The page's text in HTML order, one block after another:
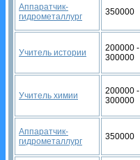
Аппаратчик-
гидрометаллург
350000
Учитель истории
200000 -
300000
Учитель химии
200000 -
300000
Аппаратчик-
гидрометаллург
350000